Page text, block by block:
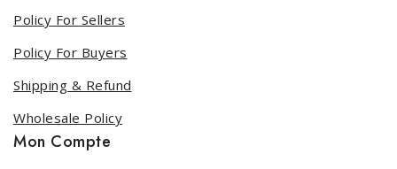
Policy For Sellers
Policy For Buyers
Shipping & Refund
Wholesale Policy
Mon Compte